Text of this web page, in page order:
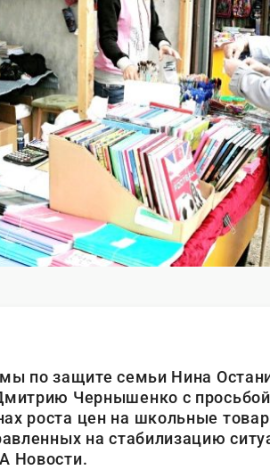
по защите семьи Нина
Чернышенко с просьбой
роста цен на школьные
на стабилизацию
Новости.